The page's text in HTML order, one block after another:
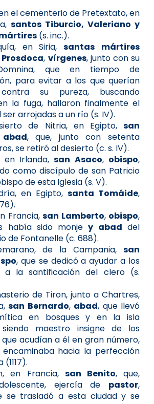
el cementerio de Pretextato, en
santos Tiburcio, Valeriano y
(s. inc.).
en Siria,santas
mártires
Prosdoca, vírgenes, junto con su
que en tiempo de
para evitar a los que querían
su pureza, buscando
la fuga, hallaron finalmente el
arrojadas a un río (s. IV).
de Nitria, en Egipto, san
abad, que, junto con setenta
se retiró al desierto (c. s. IV).
en Irlanda,san Asaco, obispo,
como discípulo de san Patricio
de esta Iglesia (s. V).
en Egipto, santa Tomáide,
Francia, san Lamberto, obispo,
había sido monjey abad del
de Fontanelle (c. 688).
de la Campania, san
, que se dedicó a ayudar a los
a la santificación del clero (s.
de Tiron, junto a Chartres,
san Bernardo, abad, que llevó
en bosques y en la isla
siendo maestro insigne de los
acudían a él en gran número,
hacia la perfección
en Francia, san Benito, que,
ejercía de pastor,
se trasladó a esta ciudad y se